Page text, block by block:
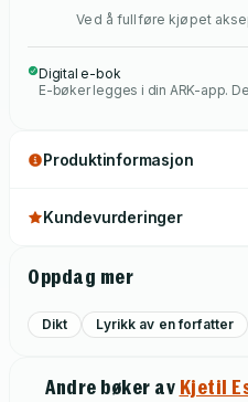
Ved å fullføre kjøpet
Digital e-bok
E-bøker legges i din ARK-app.
Produktinformasjon
Kundevurderinger
Oppdag mer
Dikt Lyrikk av en forfatter
Andre bøker av Kjetil